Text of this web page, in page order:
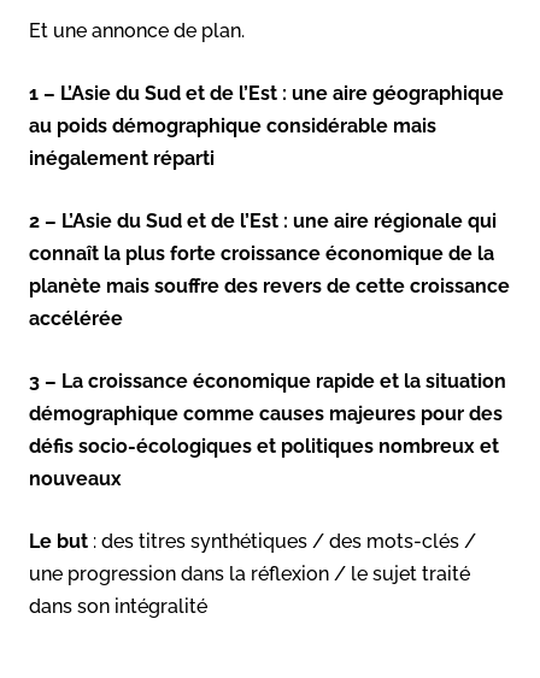
Et une annonce de plan.
1 – L’Asie du Sud et de l’Est : une aire géographique
au poids démographique considérable mais
inégalement réparti
2 – L’Asie du Sud et de l’Est : une aire régionale qui
connaît la plus forte croissance économique de la
planète mais souffre des revers de cette croissance
accélérée
3 – La croissance économique rapide et la situation
démographique comme causes majeures pour des
défis socio-écologiques et politiques nombreux et
nouveaux
Le but : des titres synthétiques / des mots-clés /
une progression dans la réflexion / le sujet traité
dans son intégralité